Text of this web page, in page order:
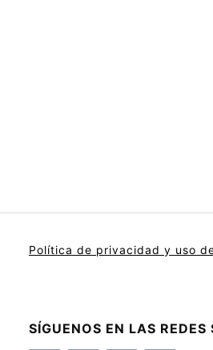
Política de privacidad y uso
SÍGUENOS EN LAS REDES